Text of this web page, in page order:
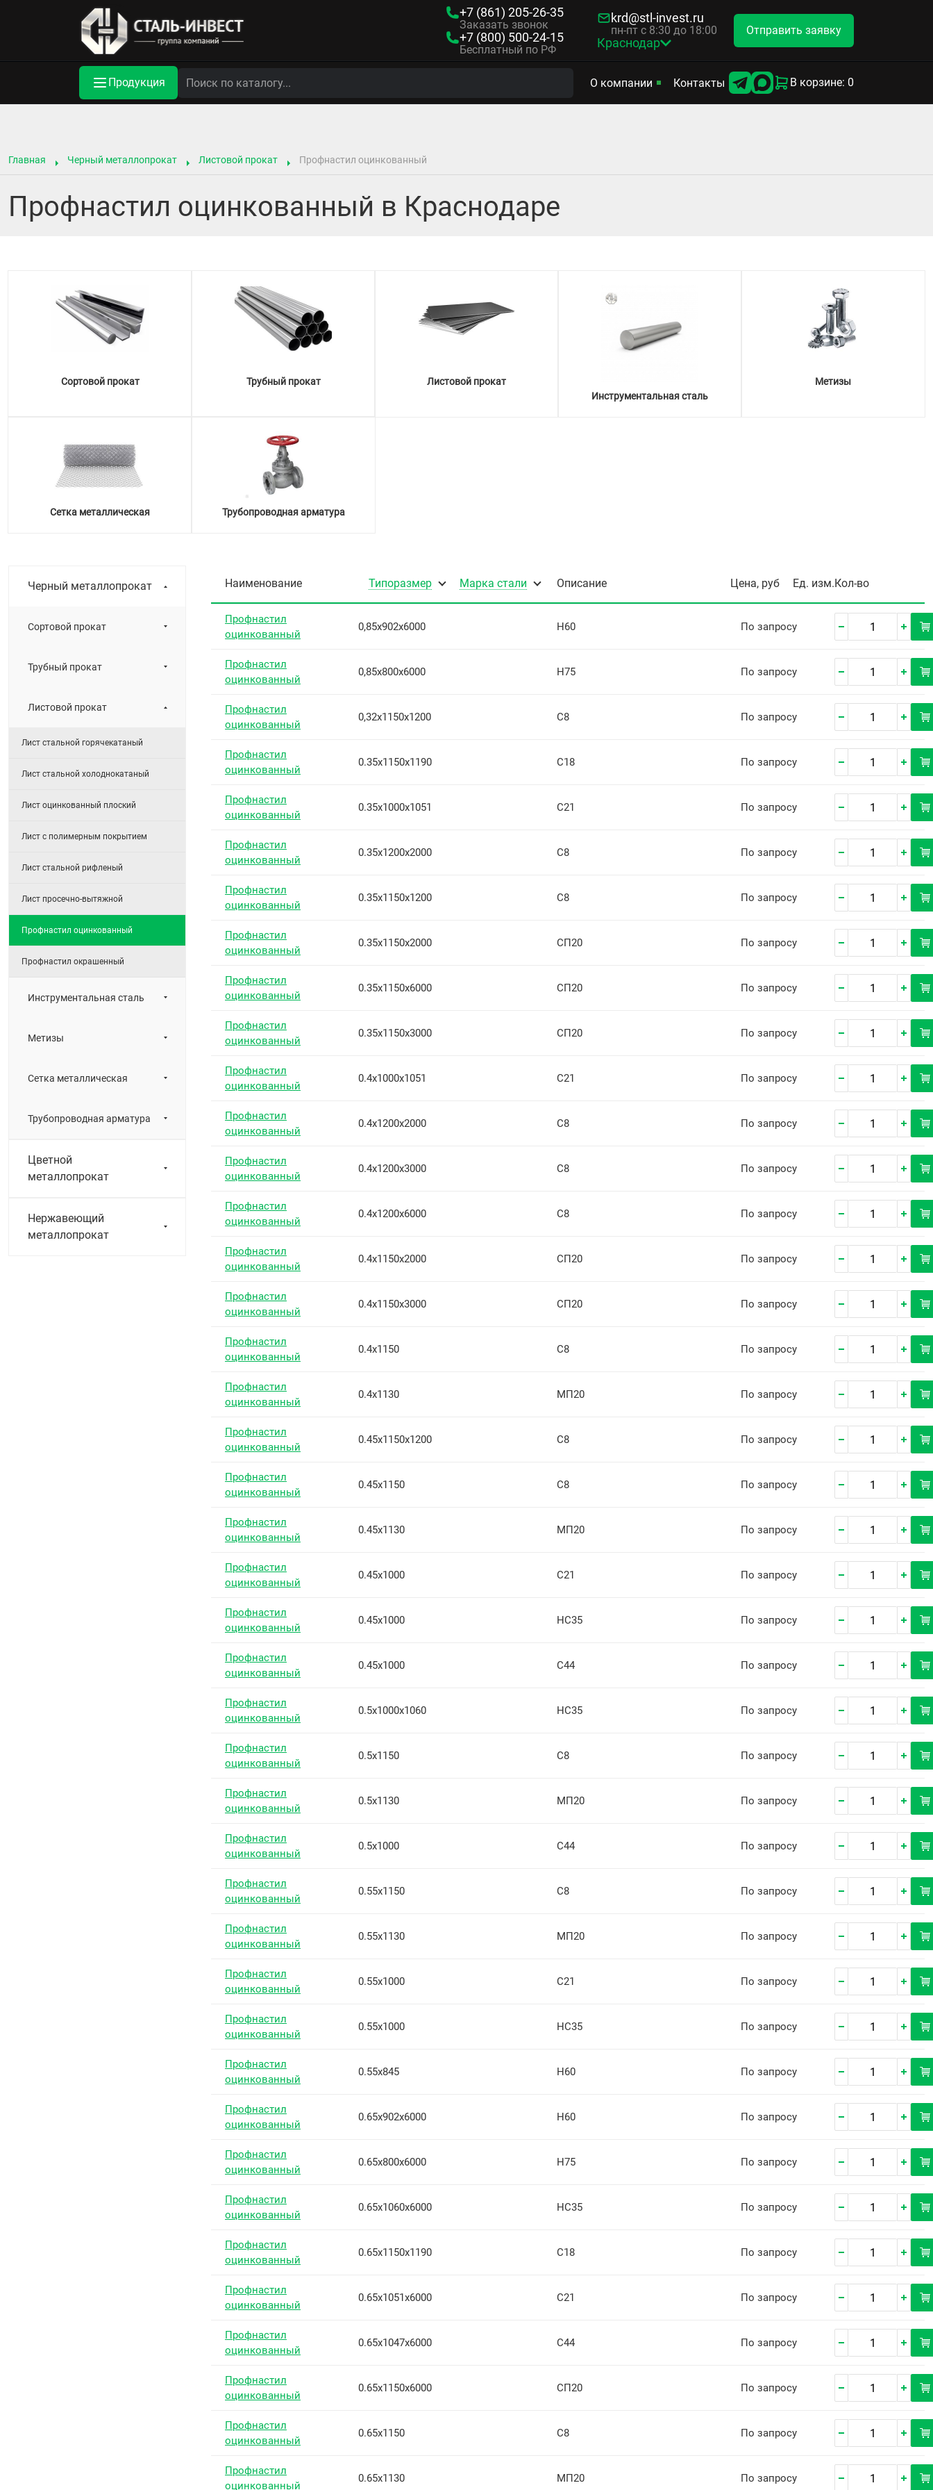
+7 (861) 205-26-35
Заказать звонок
+7 (800) 500-24-15
Бесплатный по РФ
krd@stl-invest.ru
пн-пт с 8:30 до 18:00
Краснодар
Отправить заявку
Продукция О компании Контакты В корзине: 0
Главная Черный металлопрокат Листовой прокат Профнастил оцинкованный
Профнастил оцинкованный в Краснодаре
Сортовой прокат Трубный прокат
Листовой прокат
Инструментальная сталь
Метизы
Сетка металлическая Трубопроводная арматура
Черный металлопрокат
Сортовой прокат
Трубный прокат
Листовой прокат
Лист стальной горячекатаный
Лист стальной холоднокатаный
Лист оцинкованный плоский
Лист с полимерным покрытием
Лист стальной рифленый
Лист просечно-вытяжной
Профнастил оцинкованный
Профнастил окрашенный
Инструментальная сталь
Метизы
Сетка металлическая
Трубопроводная арматура
Цветной
металлопрокат
Нержавеющий
металлопрокат
Наименование Типоразмер Марка стали Описание Цена, руб Ед. изм. Кол-во
Профнастил
оцинкованный
0,85х902х6000 Н60 По запросу
Профнастил
оцинкованный
0,85х800х6000 Н75 По запросу
Профнастил
оцинкованный
0,32х1150х1200 С8 По запросу
Профнастил
оцинкованный
0.35х1150х1190 С18 По запросу
Профнастил
оцинкованный
0.35х1000х1051 С21 По запросу
Профнастил
оцинкованный
0.35х1200х2000 С8 По запросу
Профнастил
оцинкованный
0.35х1150х1200 С8 По запросу
Профнастил
оцинкованный
0.35х1150х2000 СП20 По запросу
Профнастил
оцинкованный
0.35х1150х6000 СП20 По запросу
Профнастил
оцинкованный
0.35х1150х3000 СП20 По запросу
Профнастил
оцинкованный
0.4х1000х1051 С21 По запросу
Профнастил
оцинкованный
0.4х1200х2000 С8 По запросу
Профнастил
оцинкованный
0.4х1200х3000 С8 По запросу
Профнастил
оцинкованный
0.4х1200х6000 С8 По запросу
Профнастил
оцинкованный
0.4х1150х2000 СП20 По запросу
Профнастил
оцинкованный
0.4х1150х3000 СП20 По запросу
Профнастил
оцинкованный
0.4х1150 С8 По запросу
Профнастил
оцинкованный
0.4х1130 МП20 По запросу
Профнастил
оцинкованный
0.45х1150х1200 С8 По запросу
Профнастил
оцинкованный
0.45х1150 С8 По запросу
Профнастил
оцинкованный
0.45х1130 МП20 По запросу
Профнастил
оцинкованный
0.45х1000 С21 По запросу
Профнастил
оцинкованный
0.45х1000 НС35 По запросу
Профнастил
оцинкованный
0.45х1000 С44 По запросу
Профнастил
оцинкованный
0.5х1000х1060 НС35 По запросу
Профнастил
оцинкованный
0.5х1150 С8 По запросу
Профнастил
оцинкованный
0.5х1130 МП20 По запросу
Профнастил
оцинкованный
0.5х1000 С44 По запросу
Профнастил
оцинкованный
0.55х1150 С8 По запросу
Профнастил
оцинкованный
0.55х1130 МП20 По запросу
Профнастил
оцинкованный
0.55х1000 С21 По запросу
Профнастил
оцинкованный
0.55х1000 НС35 По запросу
Профнастил
оцинкованный
0.55х845 Н60 По запросу
Профнастил
оцинкованный
0.65х902х6000 Н60 По запросу
Профнастил
оцинкованный
0.65х800х6000 Н75 По запросу
Профнастил
оцинкованный
0.65х1060х6000 НС35 По запросу
Профнастил
оцинкованный
0.65х1150х1190 С18 По запросу
Профнастил
оцинкованный
0.65х1051х6000 С21 По запросу
Профнастил
оцинкованный
0.65х1047х6000 С44 По запросу
Профнастил
оцинкованный
0.65х1150х6000 СП20 По запросу
Профнастил
оцинкованный
0.65х1150 С8 По запросу
Профнастил
оцинкованный
0.65х1130 МП20 По запросу